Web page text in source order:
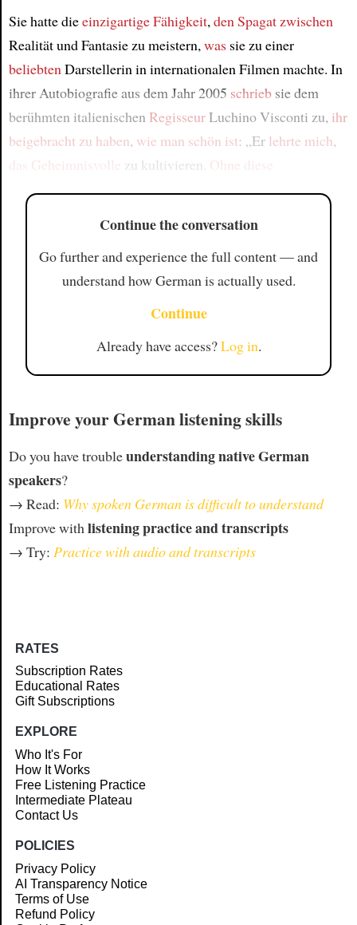
Sie hatte dieeinzigartige Fähigkeit, den Spagat zwischen
Realität und Fantasie zu meistern, wassie zu einer
beliebten Darstellerin in internationalen Filmen machte. In
ihrer Autobiografie aus dem Jahr 2005 schriebsie dem
berühmten italienischen RegisseurLuchino Visconti zu, ihr
beigebracht zu haben, wie man schön ist: „Er lehrte mich,
das Geheimnisvolle
zu kultivieren. Ohne diese
Continue the conversation
Go further and experience the full content — and
understand how German is actually used.
Continue
Already have access?Log in.
Improve your German listening skills
Do you have troubleunderstanding native German
speakers?
→ Read: Why spoken German is difficult to understand
Improve withlistening practice and transcripts
→ Try: Practice with audio and transcripts
RATES
Subscription Rates
Educational Rates
Gift Subscriptions
EXPLORE
Who It's For
How It Works
Free Listening Practice
Intermediate Plateau
Contact Us
POLICIES
Privacy Policy
AI Transparency Notice
Terms of Use
Refund Policy